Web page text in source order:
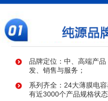
品牌定位：中、高端产
发、销售与服务；
系列齐全：24大薄膜电
有近3000个产品规格状态